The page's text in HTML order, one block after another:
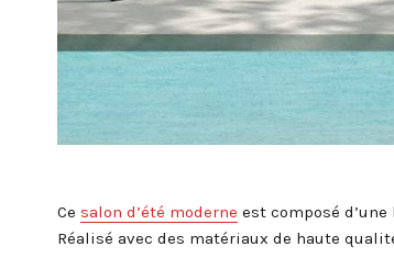
Ce salon d’été moderne est composé
Réalisé avec des matériaux de haute